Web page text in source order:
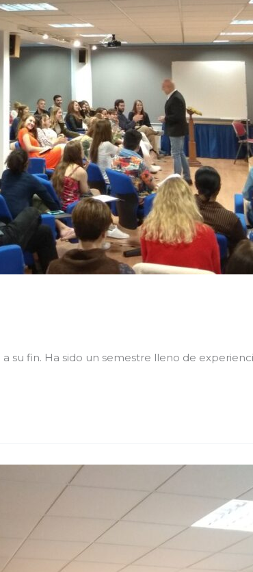
su fin. Ha sido un semestre lleno de